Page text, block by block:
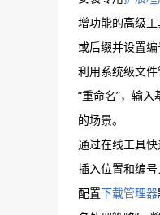
增功能的高级
或后缀并设置编
利用系统级文
“重命名”，输
的场景。
通过在线工具
插入位置和编
配置下载管理器